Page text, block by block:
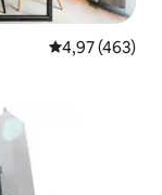
Vlerësimi
4,97 (463)